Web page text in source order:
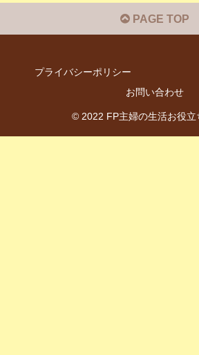
PAGE TOP
プライバシーポリシー
お問い合わせ
© 2022 FP主婦の生活お役立